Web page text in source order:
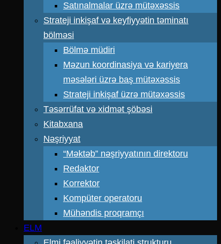
Satınalmalar üzrə mütəxəssis
Strateji inkişaf və keyfiyyətin təminatı
bölməsi
Bölmə müdiri
Məzun koordinasiya və kariyera
məsələri üzrə baş mütəxəssis
Strateji inkişaf üzrə mütəxəssis
Təsərrüfat və xidmət şöbəsi
Kitabxana
Nəşriyyat
“Məktəb” nəşriyyatının direktoru
Redaktor
Korrektor
Kompüter operatoru
Mühəndis proqramçı
ELM